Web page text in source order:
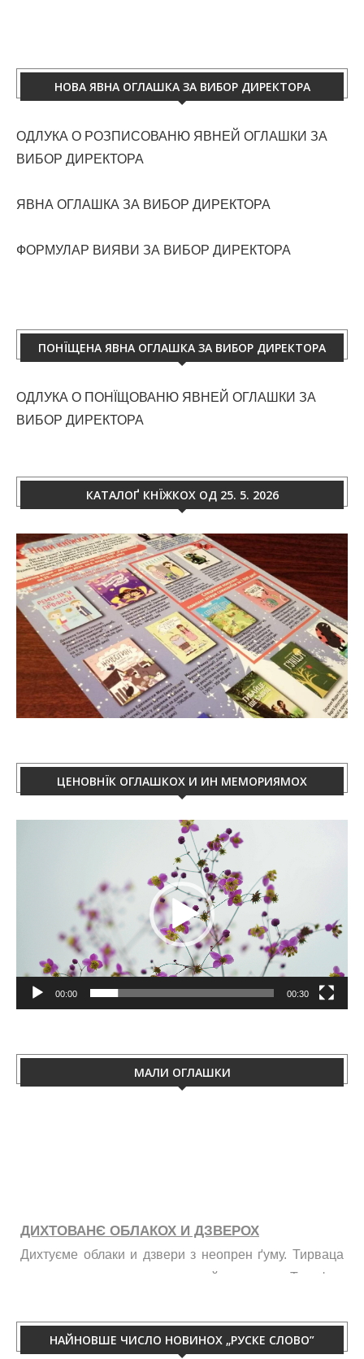
НОВА ЯВНА ОГЛАШКА ЗА ВИБОР ДИРЕКТОРА
ОДЛУКА О РОЗПИСОВАНЮ ЯВНЕЙ ОГЛАШКИ ЗА
ВИБОР ДИРЕКТОРА
ЯВНА ОГЛАШКА ЗА ВИБОР ДИРЕКТОРА
ФОРМУЛАР ВИЯВИ ЗА ВИБОР ДИРЕКТОРА
ПОНЇЩЕНА ЯВНА ОГЛАШКА ЗА ВИБОР ДИРЕКТОРА
ОДЛУКА О ПОНЇЩОВАНЮ ЯВНЕЙ ОГЛАШКИ ЗА
ВИБОР ДИРЕКТОРА
КАТАЛОҐ КНЇЖКОХ ОД 25. 5. 2026
ЦЕНОВНЇК ОГЛАШКОХ И ИН МЕМОРИЯМОХ
00:00 00:30
МАЛИ ОГЛАШКИ
ДИХТОВАНЄ ОБЛАКОХ И ДЗВЕРОХ
изолация од витру, жими, галайку и праху. Телефон
НАЙНОВШЕ ЧИСЛО НОВИНОХ „РУСКЕ СЛОВО”